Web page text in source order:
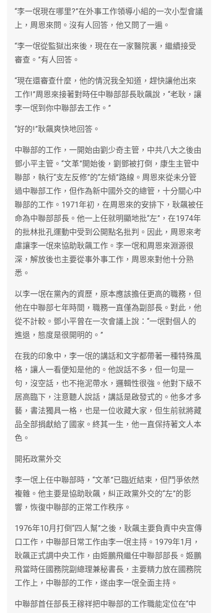
“李一氓現在哪里?”在外事工作領導小組的一次小型會議
上，周恩來問。沒有人回答，他又問了一遍。
“李一氓從監獄出來後，現在在一家醫院裏，繼續接受
審查。”有人回答。
“現在還審查什麼，他的情況我全知道，趕快讓他出來
工作!”周恩來接著對時任中聯部部長耿飆說，“老耿，讓
李一氓到你中聯部去工作。”
“好的!”耿飆爽快地回答。
中聯部的工作，一開始由劉少奇主管，中共八大之後由
鄧小平主管。“文革”開始後，劉鄧被打倒，康生主管中
聯部，執行“支左反修”的“左傾”路線。周恩來從未分管
過中聯部工作，但作為新中國外交的總管，十分關心中
聯部的工作。1971年初，在周恩來的安排下，耿飆被任
命為中聯部部長。他一上任就明顯地批“左”，在1974年
的批林批孔運動中受到公開點名批判。因此，周恩來考
慮讓李一氓來協助耿飆工作。李一氓和周恩來淵源很
深，解放後也主要從事外事工作，周恩來對他十分熟
悉。
以李一氓在黨內的資歷，原本應該擔任更高的職務，但
他在中聯部七年時間，職務一直僅為副部長。對此，他
從不計較。鄧小平曾在一次會議上說：“一氓對個人的
進退，態度是很開明的。”
在我的印象中，李一氓的講話和文字都帶著一種特殊風
格，讓人一看便知是他的。他說話不多，但一句是一
句，沒空話，也不拖泥帶水，邏輯性很強。他對下級不
居高臨下，注意聽人說話，講話是啟發式的。他多才多
藝，書法獨具一格，也是一位收藏大家，但生前就將藏
品全部捐獻給了國家。終其一生，他一直保持著文人本
色。
開拓政黨外交
李一氓上任中聯部時，“文革”已臨近結束，但鬥爭依然
複雜。他主要是協助耿飆，糾正政黨外交的“左”的影
響，恢復中聯部的正常工作秩序。
1976年10月打倒“四人幫”之後，耿飆主要負責中央宣傳
口工作，中聯部日常工作由李一氓主持。1979年1月，
耿飆正式調中央工作，由姬鵬飛繼任中聯部部長。姬鵬
飛當時任國務院副總理兼秘書長，主要精力放在國務院
工作上，中聯部的工作，遂由李一氓全面主持。
中聯部首任部長王稼祥把中聯部的工作職能定位在“中